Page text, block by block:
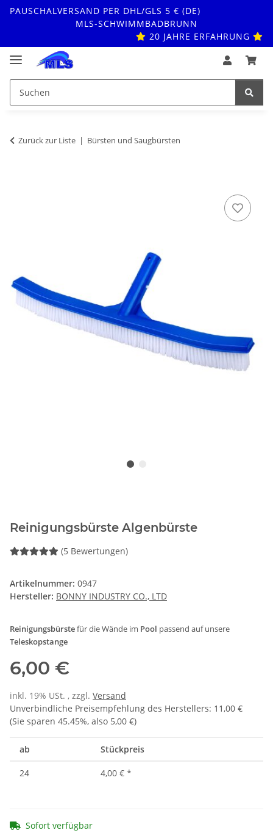
PAUSCHALVERSAND PER DHL/GLS 5 € (DE)
MLS-SCHWIMMBADBRUNN
20 JAHRE ERFAHRUNG
Zurück zur Liste Bürsten und Saugbürsten
Reinigungsbürste Algenbürste
(5 Bewertungen)
Artikelnummer: 0947
Hersteller: BONNY INDUSTRY CO., LTD
Reinigungsbürstefür die Wände im Pool passend auf unsere
Teleskopstange
6,00 €
inkl. 19% USt. , zzgl. Versand
Unverbindliche Preisempfehlung des Herstellers: 11,00 €
(Sie sparen 45.45%, also 5,00 €)
ab Stückpreis
24 4,00 € *
Sofort verfügbar